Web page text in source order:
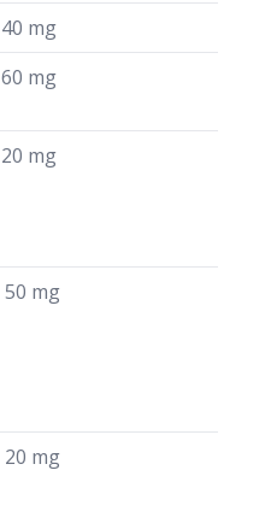
40 mg
60 mg
20 mg
50 mg
20 mg